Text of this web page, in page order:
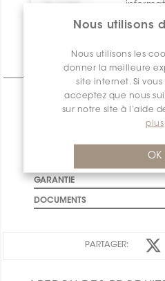
Nous utilisons
Nous utilisons les
donner la meilleure
site internet. Si
acceptez que nous
sur notre site à l’aide
plus
OK
disponible
Informations
CARACTÉRISTIQUES
INFORMATION D'EMBALLAGE
GARANTIE
DOCUMENTS
PARTAGER: